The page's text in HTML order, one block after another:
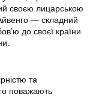
своєю лицарською
Айвенго — складний
до своєї країни
та
поважають